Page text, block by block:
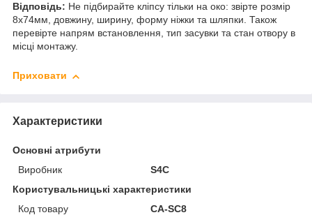
Відповідь: Не підбирайте кліпсу тільки на око: звірте розмір
8х74мм, довжину, ширину, форму ніжки та шляпки. Також
перевірте напрям встановлення, тип засувки та стан отвору в
місці монтажу.
Приховати
Характеристики
Основні атрибути
Виробник
S4C
Користувальницькі характеристики
Код товару
CA-SC8